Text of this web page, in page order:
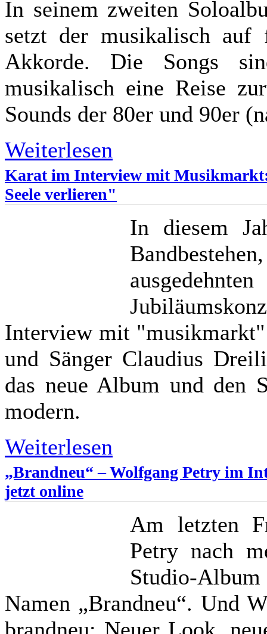
In seinem zweiten
setzt der musikalisch auf
Akkorde. Die Songs
musikalisch eine Reise
Sounds der 80er und 90er
Weiterlesen
Karat im Interview mit
Seele verlieren"
In diesem
Interview mit
und Sänger Claudius
das neue Album und den
modern.
Weiterlesen
„Brandneu“ – Wolfgang Petry im
jetzt online
Am letzten
Petry nach
Studio-
Namen „Brandneu“. Und
brandneu: Neuer Look,